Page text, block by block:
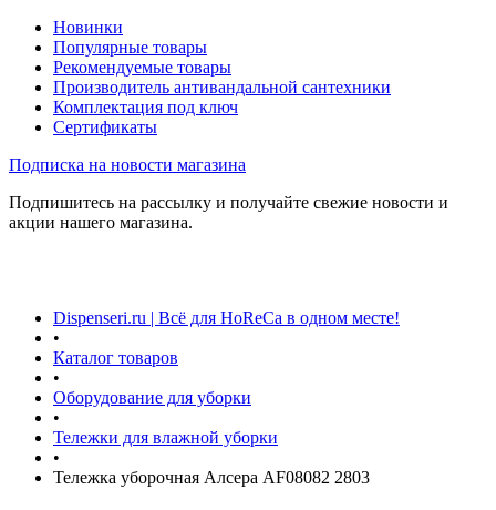
Новинки
Популярные товары
Рекомендуемые товары
Производитель антивандальной сантехники
Комплектация под ключ
Сертификаты
Подписка на новости магазина
Подпишитесь на рассылку и получайте свежие новости и
акции нашего магазина.
Dispenseri.ru | Всё для HoReCa в одном месте!
•
Каталог товаров
•
Оборудование для уборки
•
Тележки для влажной уборки
•
Тележка уборочная Алсера AF08082 2803